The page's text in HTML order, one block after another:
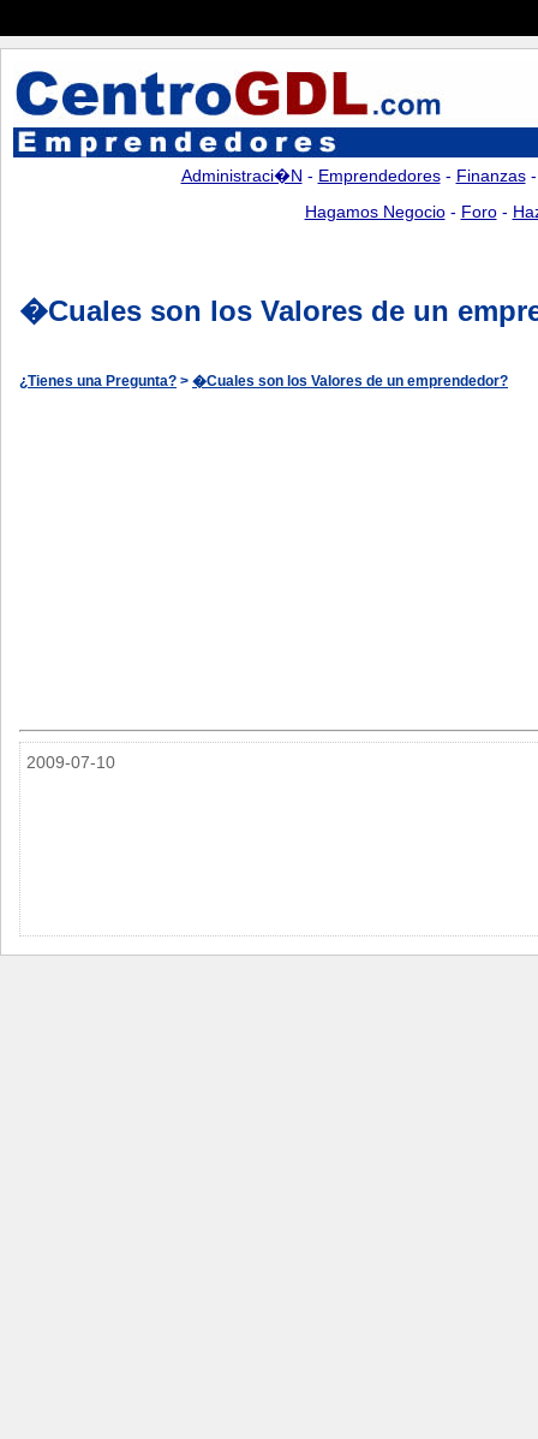
Administraci�n - Emprendedores- Finanzas
Hagamos Negocio- Foro-
�Cuales son los Valores de un
¿Tienes una Pregunta? > �Cuales son los Valores de un emprendedor?
2009-07-10